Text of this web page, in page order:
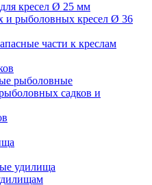
кресел Ø 25 мм
и рыболовных кресел Ø 36
части к креслам
рыболовные
садков и
удилища